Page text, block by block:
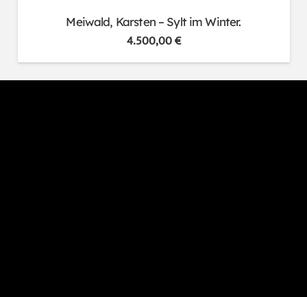
Meiwald, Karsten – Sylt im Winter.
4.500,00€